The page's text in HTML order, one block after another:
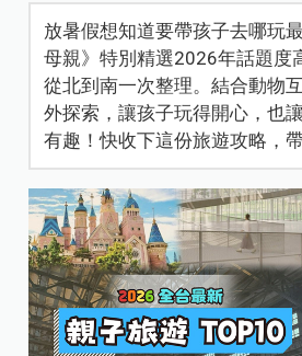
放暑假想知道要帶孩子去哪玩
母親》特別精選2026年話題度
從北到南一次整理。結合動物
外探索，讓孩子玩得開心，也
有趣！快收下這份旅遊攻略，